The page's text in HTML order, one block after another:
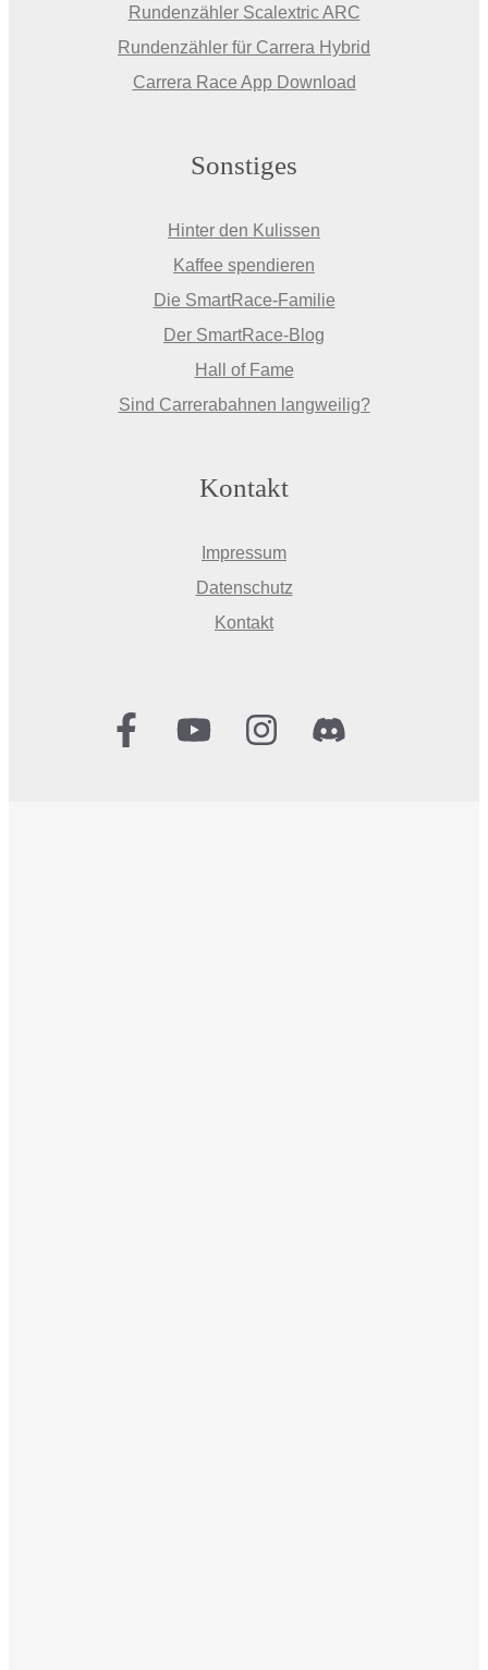
Rundenzähler Scalextric ARC
Rundenzähler für Carrera Hybrid
Carrera Race App Download
Sonstiges
Hinter den Kulissen
Kaffee spendieren
Die SmartRace-Familie
Der SmartRace-Blog
Hall of Fame
Sind Carrerabahnen langweilig?
Kontakt
Impressum
Datenschutz
Kontakt